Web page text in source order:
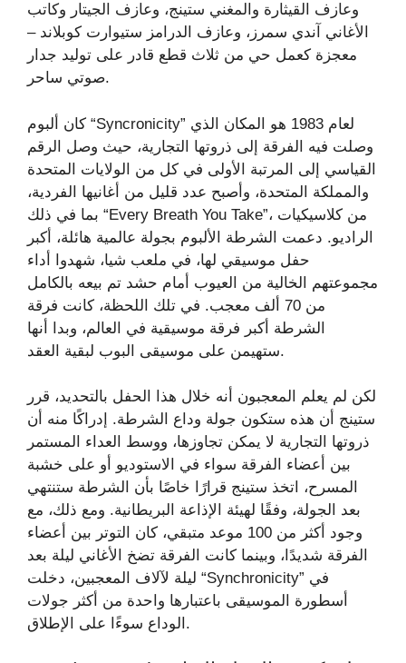
وعازف القيثارة والمغني ستينج، وعازف الجيتار وكاتب
الأغاني آندي سمرز، وعازف الدرامز ستيوارت كوبلاند –
معجزة كعمل حي من ثلاث قطع قادر على توليد جدار
صوتي ساحر.
كان ألبوم “Syncronicity” لعام 1983 هو المكان الذي
وصلت فيه الفرقة إلى ذروتها التجارية، حيث وصل الرقم
القياسي إلى المرتبة الأولى في كل من الولايات المتحدة
والمملكة المتحدة، وأصبح عدد قليل من أغانيها الفردية،
بما في ذلك “Every Breath You Take”، من كلاسيكيات
الراديو. دعمت الشرطة الألبوم بجولة عالمية هائلة، أكبر
حفل موسيقي لها، في ملعب شيا، شهدوا أداء
مجموعتهم الخالية من العيوب أمام حشد تم بيعه بالكامل
من 70 ألف معجب. في تلك اللحظة، كانت فرقة
الشرطة أكبر فرقة موسيقية في العالم، وبدا أنها
ستهيمن على موسيقى البوب ​​لبقية العقد.
لكن لم يعلم المعجبون أنه خلال هذا الحفل بالتحديد، قرر
ستينج أن هذه ستكون جولة وداع الشرطة. إدراكًا منه أن
ذروتها التجارية لا يمكن تجاوزها، ووسط العداء المستمر
بين أعضاء الفرقة سواء في الاستوديو أو على خشبة
المسرح، اتخذ ستينج قرارًا خاصًا بأن الشرطة ستنتهي
بعد الجولة، وفقًا لهيئة الإذاعة البريطانية. ومع ذلك، مع
وجود أكثر من 100 موعد متبقي، كان التوتر بين أعضاء
الفرقة شديدًا، وبينما كانت الفرقة تضخ الأغاني ليلة بعد
ليلة لآلاف المعجبين، دخلت “Synchronicity” في
أسطورة الموسيقى باعتبارها واحدة من أكثر جولات
الوداع سوءًا على الإطلاق.